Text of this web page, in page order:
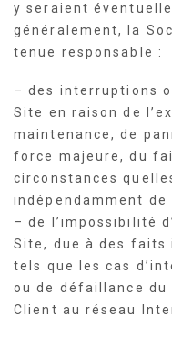
y seraient
généralement, la
tenue responsable :
– des interruptions
Site en raison de
maintenance, de
force majeure, du
circonstances
indépendamment de
– de l’impossibilité
Site, due à des faits
tels que les cas
ou de défaillance
Client au réseau